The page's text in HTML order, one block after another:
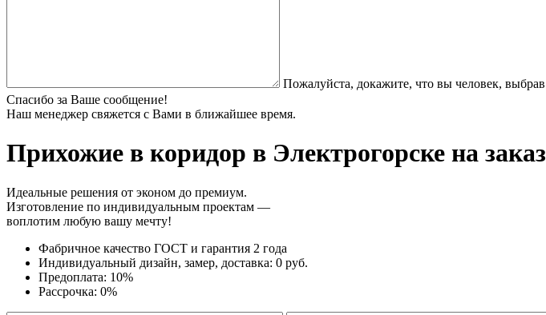
Пожалуйста, докажите, что вы человек, выбрав
Спасибо за Ваше сообщение!
Наш менеджер свяжется с Вами в ближайшее время.
Прихожие в коридор в Электрогорске на заказ
Идеальные решения от эконом до премиум.
Изготовление по индивидуальным проектам —
воплотим любую вашу мечту!
Фабричное качество ГОСТ и гарантия 2 года
Индивидуальный дизайн, замер, доставка: 0 руб.
Предоплата: 10%
Рассрочка: 0%